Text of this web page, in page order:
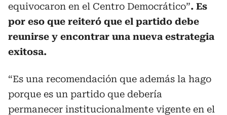
equivocaron en el Centro Democrático”. Es
por eso que reiteró que el partido debe
reunirse y encontrar una nueva estrategia
exitosa.
“Es una recomendación que además la hago
porque es un partido que debería
permanecer institucionalmente vigente en el